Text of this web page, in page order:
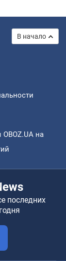
В начало
на
последних